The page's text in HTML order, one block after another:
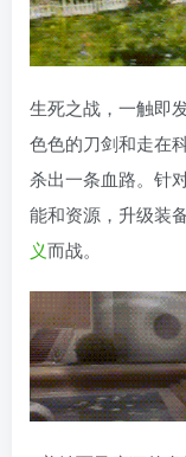
生死之战，一触即
色色的刀剑和走在
杀出一条血路。针
能和资源，升级装
义而战。